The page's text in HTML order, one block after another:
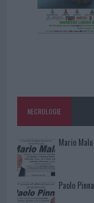
NECROLOGIE
Mario Malu
Paolo Pinna